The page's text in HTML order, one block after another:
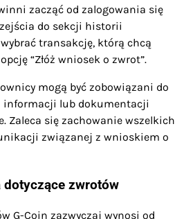
zacząć od zalogowania się
do sekcji historii
transakcję, którą chcą
“Złóż wniosek o zwrot”.
mogą być zobowiązani do
informacji lub dokumentacji
Zaleca się zachowanie wszelkich
związanej z wnioskiem o
zwrotów
G-Coin zazwyczaj wynosi od